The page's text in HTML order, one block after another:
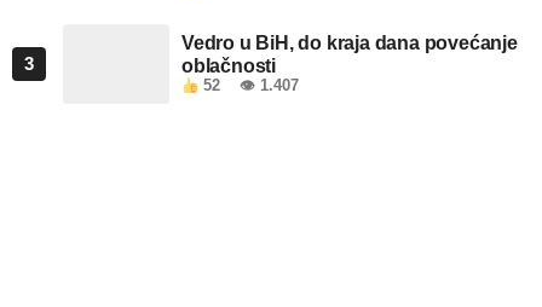
3
Vedro u BiH, do kraja dana povećanje
oblačnosti
52 👁 1.407